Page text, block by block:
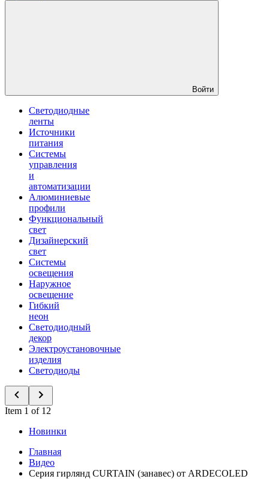
Войти
Светодиодные
ленты
Источники
питания
Системы
управления
и
автоматизации
Алюминиевые
профили
Функциональный
свет
Дизайнерский
свет
Системы
освещения
Наружное
освещение
Гибкий
неон
Светодиодный
декор
Электроустановочные
изделия
Светодиоды
Item 1 of 12
Новинки
Главная
Видео
Серия гирлянд CURTAIN (занавес) от ARDECOLED